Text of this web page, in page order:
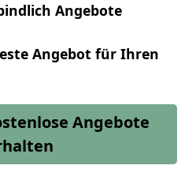
Angebote
Angebot für Ihren
Angebote